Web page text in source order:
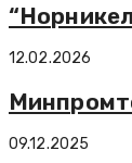
12.02.2026
09.12.2025